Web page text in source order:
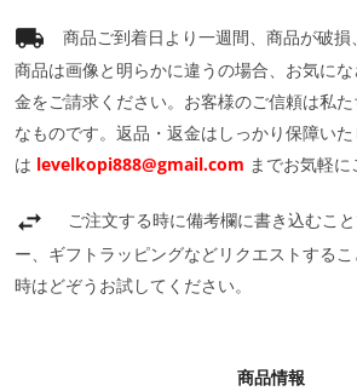
商品ご到着日より一週間、商品が破損
商品は画像と明らかに違うの場合、お気に
金をご請求ください。お客様のご信頼は私
なものです。返品・返金はしっかり保障い
は levelkopi888@gmail.com までお気軽に
ご注文する時に備考欄に書き込むこ
ー、ギフトラッピングなどリクエストする
時はどぞうお試してください。
商品情報